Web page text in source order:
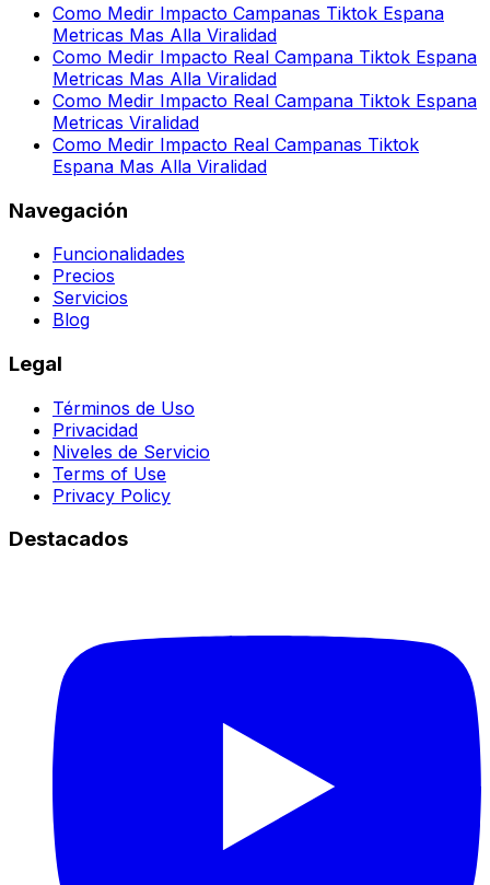
Como Medir Impacto Campanas Tiktok Espana
Metricas Mas Alla Viralidad
Como Medir Impacto Real Campana Tiktok Espana
Metricas Mas Alla Viralidad
Como Medir Impacto Real Campana Tiktok Espana
Metricas Viralidad
Como Medir Impacto Real Campanas Tiktok
Espana Mas Alla Viralidad
Navegación
Funcionalidades
Precios
Servicios
Blog
Legal
Términos de Uso
Privacidad
Niveles de Servicio
Terms of Use
Privacy Policy
Destacados